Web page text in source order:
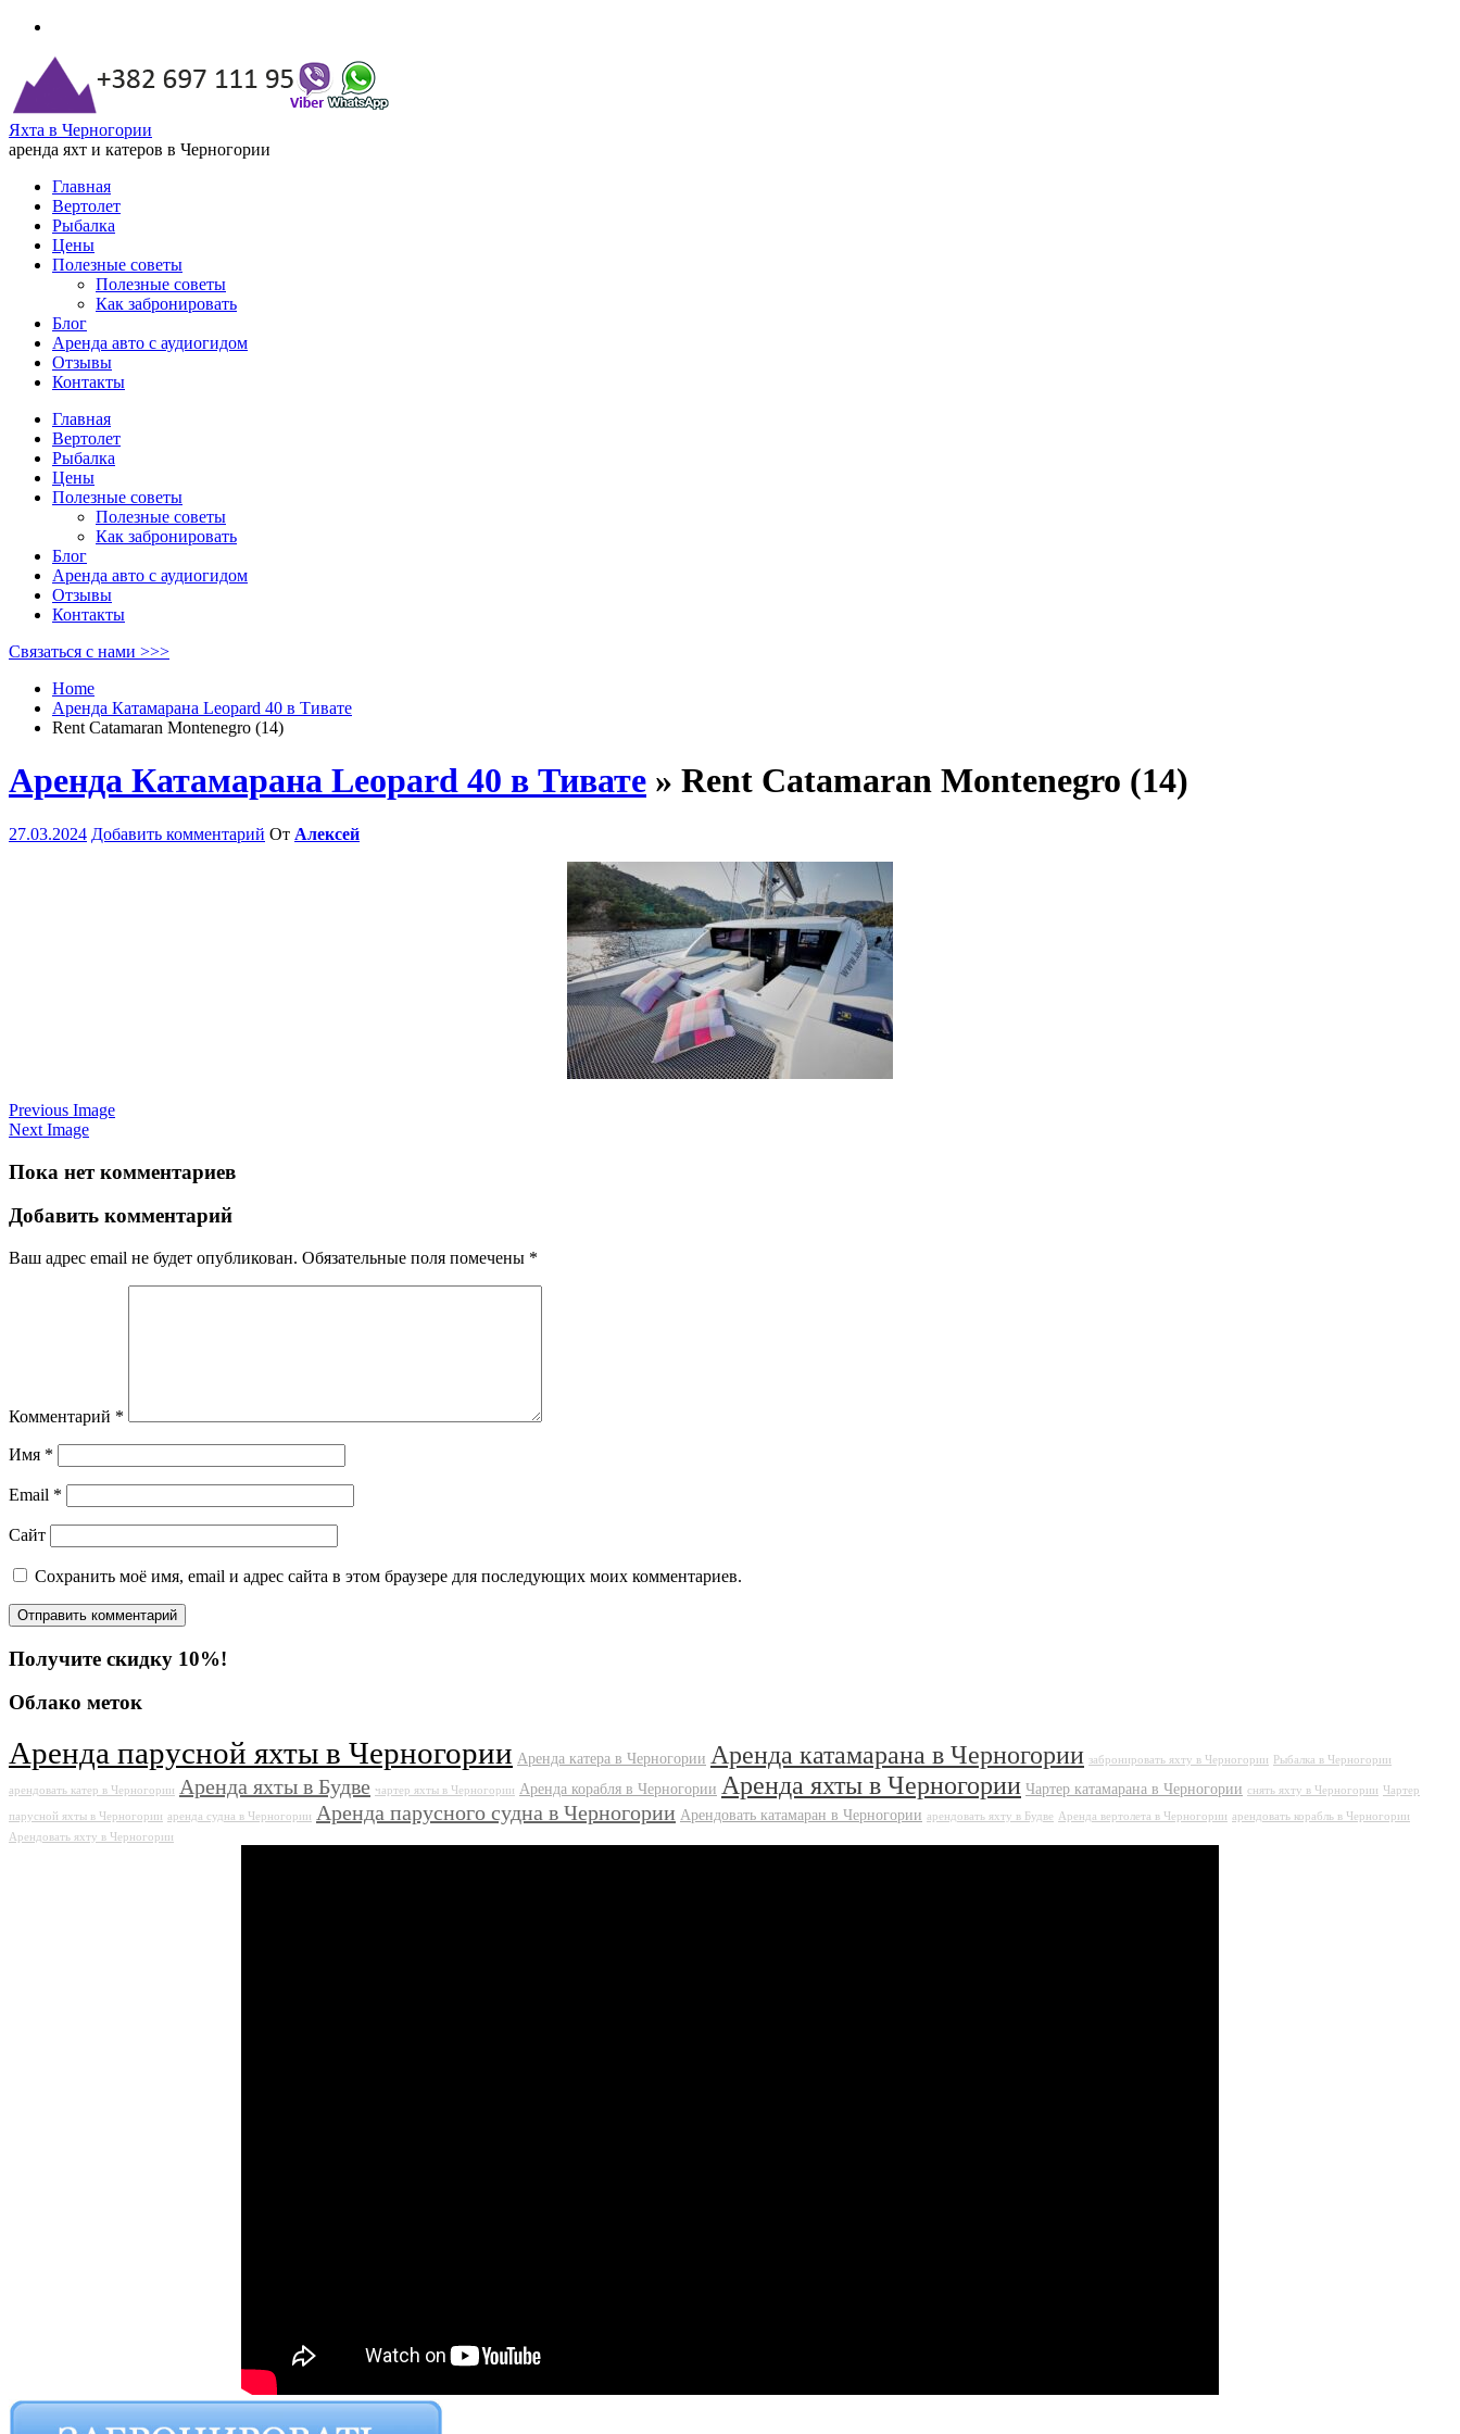
Яхта в Черногории
аренда яхт и катеров в Черногории
Главная
Вертолет
Рыбалка
Цены
Полезные советы
Полезные советы
Как забронировать
Блог
Аренда авто с аудиогидом
Отзывы
Контакты
Главная
Вертолет
Рыбалка
Цены
Полезные советы
Полезные советы
Как забронировать
Блог
Аренда авто с аудиогидом
Отзывы
Контакты
Связаться с нами >>>
Home
Аренда Катамарана Leopard 40 в Тивате
Rent Catamaran Montenegro (14)
Аренда Катамарана Leopard 40 в Тивате » Rent Catamaran Montenegro (14)
27.03.2024 Добавить комментарий От Алексей
Previous Image
Next Image
Пока нет комментариев
Добавить комментарий
Ваш адрес email не будет опубликован. Обязательные поля помечены *
Комментарий *
Имя *
Email *
Сайт
Сохранить моё имя, email и адрес сайта в этом браузере для последующих моих комментариев.
Получите скидку 10%!
Облако меток
Аренда парусной яхты в Черногории Аренда катера в Черногории Аренда катамарана в Черногории забронировать яхту в Черногории Рыбалка в Черногории
арендовать катер в Черногории Аренда яхты в Будве чартер яхты в Черногории Аренда корабля в Черногории Аренда яхты в Черногории Чартер катамарана в Черногории снять яхту в Черногории Чартер
парусной яхты в Черногории аренда судна в Черногории Аренда парусного судна в Черногории Арендовать катамаран в Черногории арендовать яхту в Будве Аренда вертолета в Черногории арендовать корабль в Черногории
Арендовать яхту в Черногории